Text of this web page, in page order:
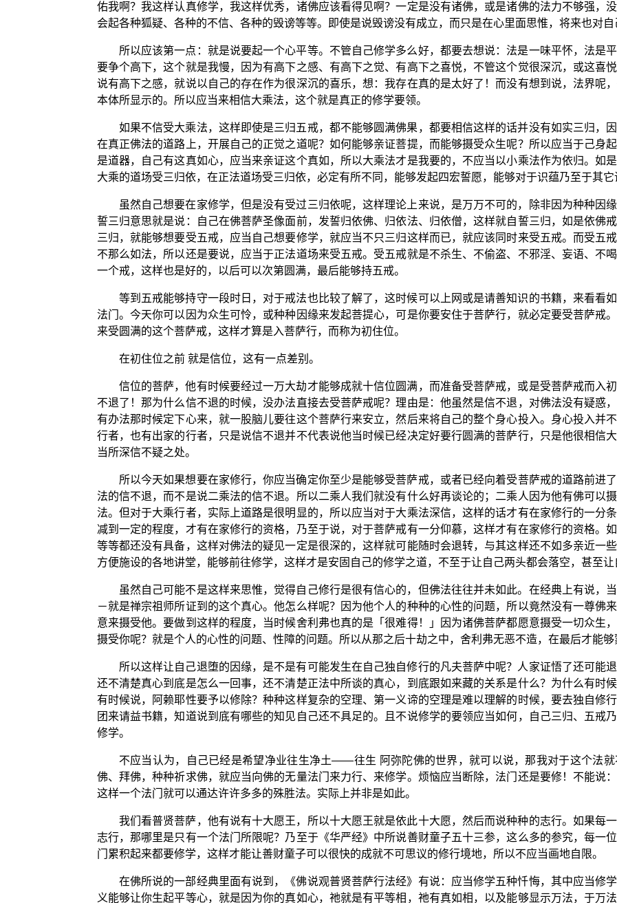
佑我啊？我这样认真修学，我这样优秀，诸佛应该看得见啊？一定是没有诸佛，或是诸佛的法力不够强，
会起各种狐疑、各种的不信、各种的毁谤等等。即使是说毁谤没有成立，而只是在心里面思惟，将来也对自
所以应该第一点：就是说要起一个心平等。不管自己修学多么好，都要去想说：法是一味平怀，法是
要争个高下，这个就是我慢，因为有高下之感、有高下之觉、有高下之喜悦，不管这个觉很深沉，或这喜
说有高下之感，就说以自己的存在作为很深沉的喜乐，想：我存在真的是太好了！而没有想到说，法界呢
本体所显示的。所以应当来相信大乘法，这个就是真正的修学要领。
如果不信受大乘法，这样即使是三归五戒，都不能够圆满佛果，都要相信这样的话并没有如实三归，
在真正佛法的道路上，开展自己的正觉之道呢？如何能够亲证菩提，而能够摄受众生呢？所以应当于己身
是道器，自己有这真如心，应当来亲证这个真如，所以大乘法才是我要的，不应当以小乘法作为依归。如
大乘的道场受三归依，在正法道场受三归依，必定有所不同，能够发起四宏誓愿，能够对于识蕴乃至于其
虽然自己想要在家修学，但是没有受过三归依呢，这样理论上来说，是万万不可的，除非因为种种因
誓三归意思就是说：自己在佛菩萨圣像面前，发誓归依佛、归依法、归依僧，这样就自誓三归，如是依佛
三归，就能够想要受五戒，应当自己想要修学，就应当不只三归这样而已，就应该同时来受五戒。而受五
不那么如法，所以还是要说，应当于正法道场来受五戒。受五戒就是不杀生、不偷盗、不邪淫、妄语、不
一个戒，这样也是好的，以后可以次第圆满，最后能够持五戒。
等到五戒能够持守一段时日，对于戒法也比较了解了，这时候可以上网或是请善知识的书籍，来看看
法门。今天你可以因为众生可怜，或种种因缘来发起菩提心，可是你要安住于菩萨行，就必定要受菩萨戒
来受圆满的这个菩萨戒，这样才算是入菩萨行，而称为初住位。
在初住位之前 就是信位，这有一点差别。
信位的菩萨，他有时候要经过一万大劫才能够成就十信位圆满，而准备受菩萨戒，或是受菩萨戒而入
不退了！那为什么信不退的时候，没办法直接去受菩萨戒呢？理由是：他虽然是信不退，对佛法没有疑惑
有办法那时候定下心来，就一股脑儿要往这个菩萨行来安立，然后来将自己的整个身心投入。身心投入并
行者，也有出家的行者，只是说信不退并不代表说他当时候已经决定好要行圆满的菩萨行，只是他很相信
当所深信不疑之处。
所以今天如果想要在家修行，你应当确定你至少是能够受菩萨戒，或者已经向着受菩萨戒的道路前
法的信不退，而不是说二乘法的信不退。所以二乘人我们就没有什么好再谈论的；二乘人因为他有佛可以
法。但对于大乘行者，实际上道路是很明显的，所以应当对于大乘法深信，这样的话才有在家修行的一分
减到一定的程度，才有在家修行的资格，乃至于说，对于菩萨戒有一分仰慕，这样才有在家修行的资格。
等等都还没有具备，这样对佛法的疑见一定是很深的，这样就可能随时会退转，与其这样还不如多亲近
方便施设的各地讲堂，能够前往修学，这样才是安固自己的修学之道，不至于让自己两头都会落空，甚至让
虽然自己可能不是这样来思惟，觉得自己修行是很有信心的，但佛法往往并未如此。在经典上有说，
－就是禅宗祖师所证到的这个真心。他怎么样呢？因为他个人的种种的心性的问题，所以竟然没有一尊佛
意来摄受他。要做到这样的程度，当时候舍利弗也真的是「很难得！」因为诸佛菩萨都愿意摄受一切众生
摄受你呢？就是个人的心性的问题、性障的问题。所以从那之后十劫之中，舍利弗无恶不造，在最后才能够
所以这样让自己退堕的因缘，是不是有可能发生在自己独自修行的凡夫菩萨中呢？人家证悟了还可能
还不清楚真心到底是怎么一回事，还不清楚正法中所谈的真心，到底跟如来藏的关系是什么？为什么有时
有时候说，阿赖耶性要予以修除？种种这样复杂的空理、第一义谛的空理是难以理解的时候，要去独自修
团来请益书籍，知道说到底有哪些的知见自己还不具足的。且不说修学的要领应当如何，自己三归、五戒
修学。
不应当认为，自己已经是希望净业往生净土——往生 阿弥陀佛的世界，就可以说，那我对于这个法
佛、拜佛，种种祈求佛，就应当向佛的无量法门来力行、来修学。烦恼应当断除，法门还是要修！不能说
这样一个法门就可以通达许许多多的殊胜法。实际上并非是如此。
我们看普贤菩萨，他有说有十大愿王，所以十大愿王就是依此十大愿，然后而说种种的志行。如果每
志行，那哪里是只有一个法门所限呢？乃至于《华严经》中所说善财童子五十三参，这么多的参究，每一
门累积起来都要修学，这样才能让善财童子可以很快的成就不可思议的修行境地，所以不应当画地自限。
在佛所说的一部经典里面有说到，《佛说观普贤菩萨行法经》有说：应当修学五种忏悔，其中应当修
义能够让你生起平等心，就是因为你的真如心，祂就是有平等相，祂有真如相，以及能够显示万法，于万